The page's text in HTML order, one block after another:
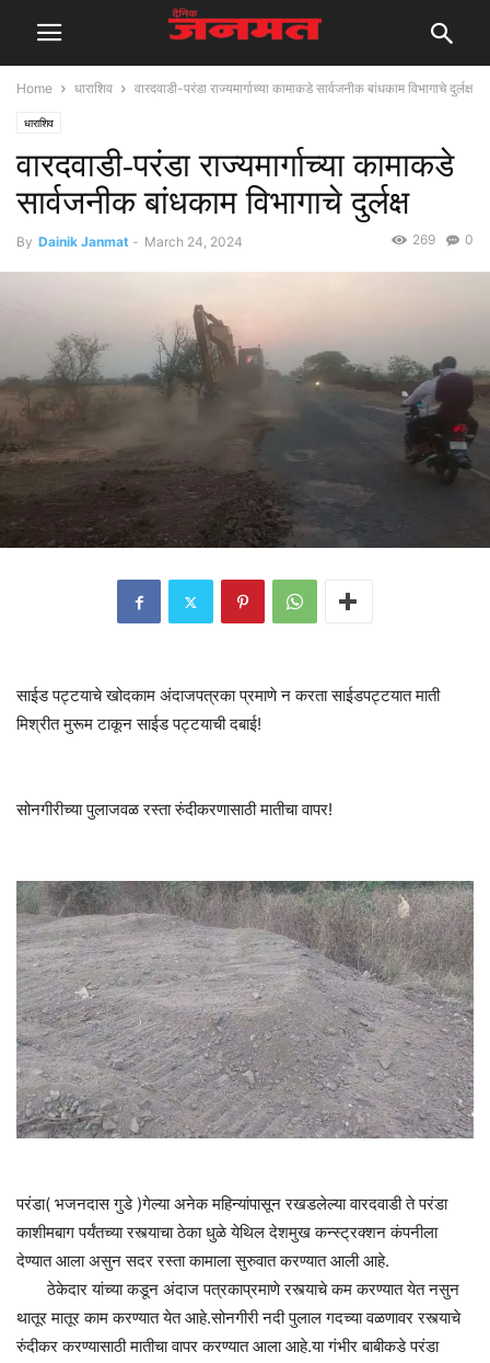
Home धाराशिव वारदवाडी-परंडा राज्यमार्गाच्या कामाकडे सार्वजनीक बांधकाम विभागाचे दुर्लक्ष
धाराशिव
वारदवाडी-परंडा राज्यमार्गाच्या कामाकडे
सार्वजनीक बांधकाम विभागाचे दुर्लक्ष
By Dainik Janmat - March 24, 2024 0
269
साईड पट्टयाचे खोदकाम अंदाजपत्रका प्रमाणे न करता साईडपट्टयात माती
मिश्रीत मुरूम टाकून साईड पट्टयाची दबाई!
सोनगीरीच्या पुलाजवळ रस्ता रुंदीकरणासाठी मातीचा वापर!
परंडा( भजनदास गुडे )गेल्या अनेक महिन्यांपासून रखडलेल्या वारदवाडी ते परंडा
काशीमबाग पर्यंतच्या रस्त्याचा ठेका धुळे येथिल देशमुख कन्स्ट्रक्शन कंपनीला
देण्यात आला असुन सदर रस्ता कामाला सुरुवात करण्यात आली आहे.
ठेकेदार यांच्या कडून अंदाज पत्रकाप्रमाणे रस्त्याचे कम करण्यात येत नसुन
थातूर मातूर काम करण्यात येत आहे.सोनगीरी नदी पुलाल गदच्या वळणावर रस्त्याचे
रुंदीकर करण्यासाठी मातीचा वापर करण्यात आला आहे.या गंभीर बाबीकडे परंडा